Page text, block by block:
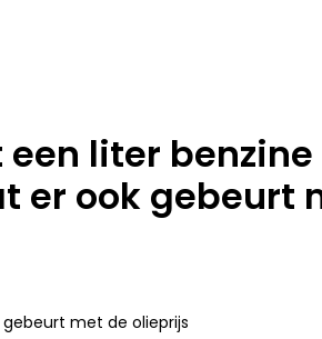
liter benzine
er ook gebeurt